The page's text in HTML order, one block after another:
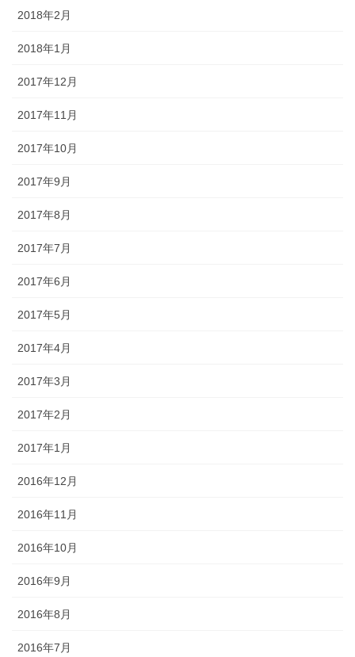
2018年2月
2018年1月
2017年12月
2017年11月
2017年10月
2017年9月
2017年8月
2017年7月
2017年6月
2017年5月
2017年4月
2017年3月
2017年2月
2017年1月
2016年12月
2016年11月
2016年10月
2016年9月
2016年8月
2016年7月